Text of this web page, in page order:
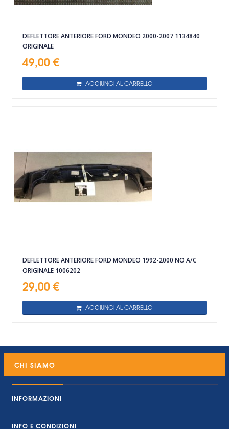
DEFLETTORE ANTERIORE FORD MONDEO 2000-2007 1134840
ORIGINALE
49,00 €
AGGIUNGI AL CARRELLO
DEFLETTORE ANTERIORE FORD MONDEO 1992-2000 NO A/C
ORIGINALE 1006202
29,00 €
AGGIUNGI AL CARRELLO
CHI SIAMO
INFORMAZIONI
INFO E CONDIZIONI